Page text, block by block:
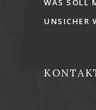
WAS SOLL
UNSICHER